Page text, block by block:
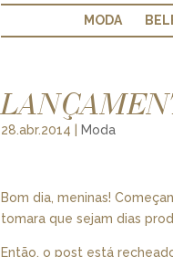
MODA
28.abr.2014 Moda
Bom dia, meninas!
tomara que sejam dias
Então, o post está